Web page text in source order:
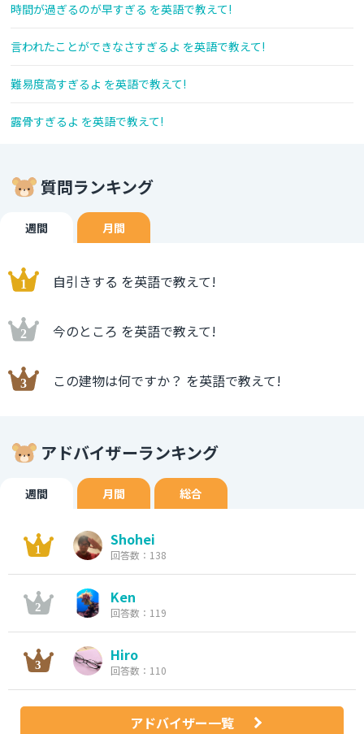
時間が過ぎるのが早すぎる を英語で教えて!
言われたことができなさすぎるよ を英語で教えて!
難易度高すぎるよ を英語で教えて!
露骨すぎるよ を英語で教えて!
質問ランキング
週間 月間
自引きする を英語で教えて!
今のところ を英語で教えて!
この建物は何ですか？ を英語で教えて!
アドバイザーランキング
週間 月間 総合
Shohei
回答数：138
Ken
回答数：119
Hiro
回答数：110
アドバイザー一覧